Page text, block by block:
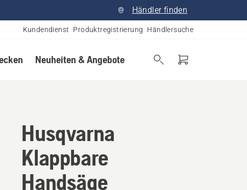
Händler finden
Kundendienst Produktregistrierung Händlersuche
Neuheiten & Angebote
Husqvarna
Klappbare
Handsäge